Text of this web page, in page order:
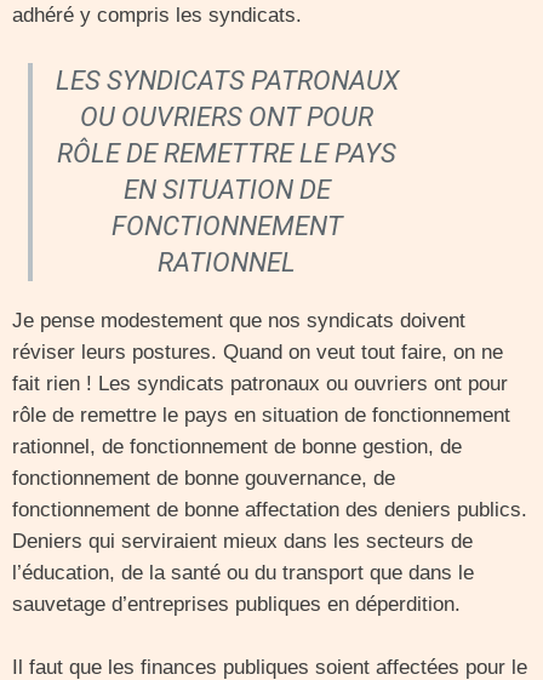
adhéré y compris les syndicats.
LES SYNDICATS PATRONAUX
OU OUVRIERS ONT POUR
RÔLE DE REMETTRE LE PAYS
EN SITUATION DE
FONCTIONNEMENT
RATIONNEL
Je pense modestement que nos syndicats doivent
réviser leurs postures. Quand on veut tout faire, on ne
fait rien ! Les syndicats patronaux ou ouvriers ont pour
rôle de remettre le pays en situation de fonctionnement
rationnel, de fonctionnement de bonne gestion, de
fonctionnement de bonne gouvernance, de
fonctionnement de bonne affectation des deniers publics.
Deniers qui serviraient mieux dans les secteurs de
l’éducation, de la santé ou du transport que dans le
sauvetage d’entreprises publiques en déperdition.
Il faut que les finances publiques soient affectées pour le